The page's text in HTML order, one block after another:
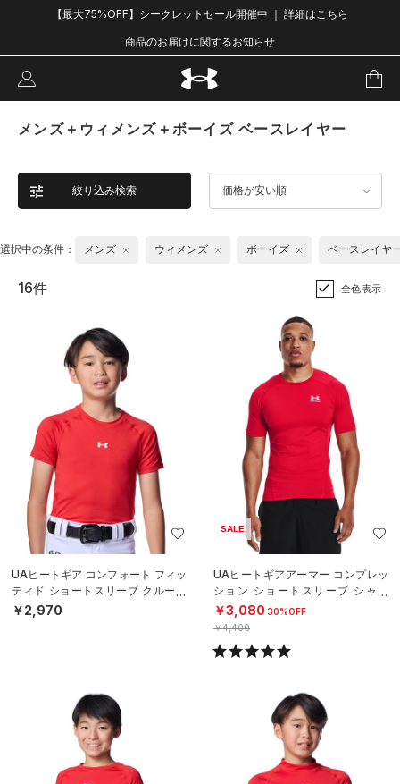
【最大75%OFF】シークレットセール開催中 ｜ 詳細はこちら
商品のお届けに関するお知らせ
メンズ＋ウィメンズ＋ボーイズ ベースレイヤー
絞り込み検索 価格が安い順
選択中の条件： メンズ ウィメンズ ボーイズ ベースレイヤ
16件 全色表示
UAヒートギア コンフォート フィッ
ティド ショートスリーブ クルーネ
ック シャツ（ベースボール/BOY
￥2,970
SALE
UAヒートギアアーマー コンプレッ
ション ショートスリーブ シャツ
（トレーニング/MEN）
￥3,080 30%OFF
￥4,400